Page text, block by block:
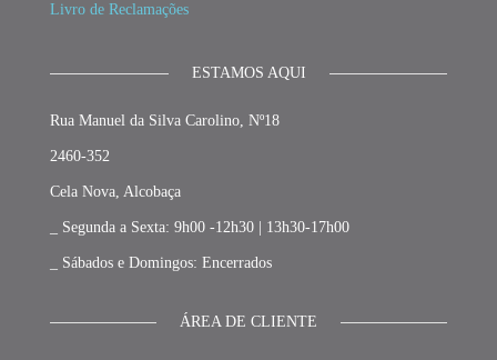
Livro de Reclamações
ESTAMOS AQUI
Rua Manuel da Silva Carolino, Nº18
2460-352
Cela Nova, Alcobaça
_ Segunda a Sexta: 9h00 -12h30 | 13h30-17h00
_ Sábados e Domingos: Encerrados
ÁREA DE CLIENTE